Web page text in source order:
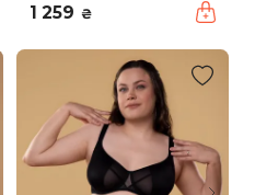
1 259 ₴